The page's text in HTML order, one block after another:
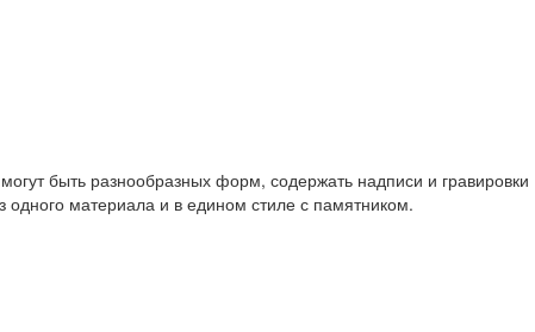
быть разнообразных форм, содержать надписи и гравировки
материала и в едином стиле с памятником.